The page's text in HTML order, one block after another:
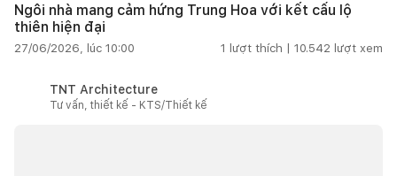
Ngôi nhà mang cảm hứng Trung Hoa với kết cấu lộ
thiên hiện đại
27/06/2026, lúc 10:00 1 lượt thích | 10.542 lượt xem
TNT Architecture
Tư vấn, thiết kế - KTS/Thiết kế